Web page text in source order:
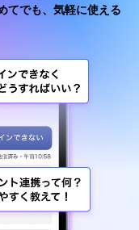
てでも、気軽に使える